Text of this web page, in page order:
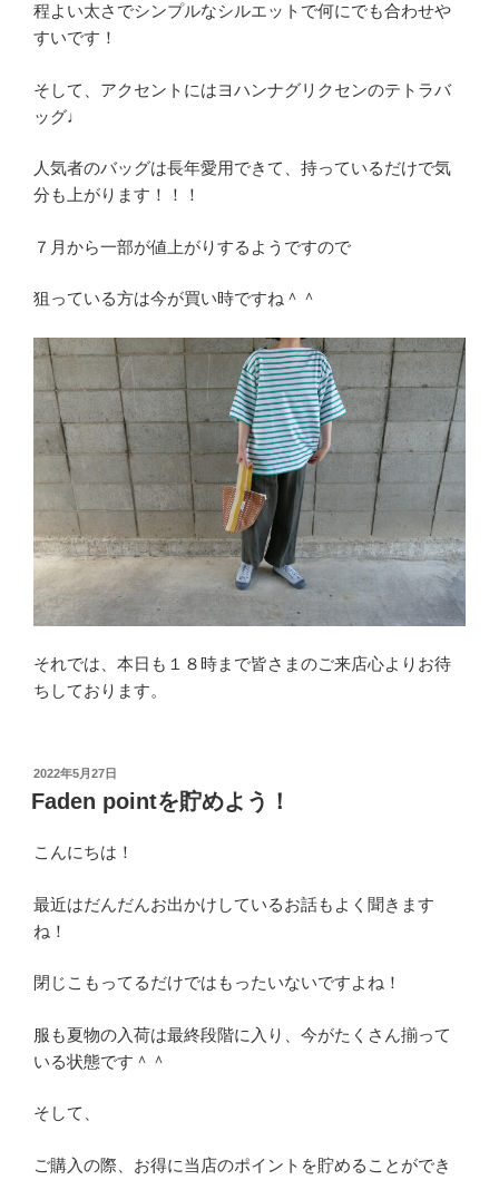
程よい太さでシンプルなシルエットで何にでも合わせや
すいです！
そして、アクセントにはヨハンナグリクセンのテトラバ
ッグ♩
人気者のバッグは長年愛用できて、持っているだけで気
分も上がります！！！
７月から一部が値上がりするようですので
狙っている方は今が買い時ですね＾＾
それでは、本日も１８時まで皆さまのご来店心よりお待
ちしております。
投
稿
日:
2022年5月27日
Faden pointを貯めよう！
こんにちは！
最近はだんだんお出かけしているお話もよく聞きます
ね！
閉じこもってるだけではもったいないですよね！
服も夏物の入荷は最終段階に入り、今がたくさん揃って
いる状態です＾＾
そして、
ご購入の際、お得に当店のポイントを貯めることができ